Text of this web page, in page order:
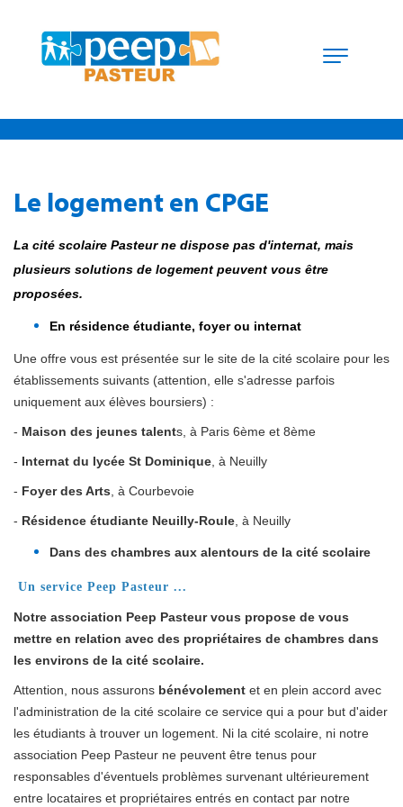
Le logement en CPGE
La cité scolaire Pasteur ne dispose pas d'internat, mais
plusieurs solutions de logement peuvent vous être
proposées.
En résidence étudiante, foyer ou internat
Une offre vous est présentée sur le site de la cité scolaire pour les
établissements suivants (attention, elle s'adresse parfois
uniquement aux élèves boursiers) :
- Maison des jeunes talents, à Paris 6ème et 8ème
- Internat du lycée St Dominique , à Neuilly
- Foyer des Arts , à Courbevoie
- Résidence étudiante Neuilly-Roule , à Neuilly
Dans des chambres aux alentours de la cité scolaire
Un service Peep Pasteur ...
Notre association Peep Pasteur vous propose de vous
mettre en relation avec des propriétaires de chambres dans
les environs de la cité scolaire.
Attention, nous assurons bénévolement et en plein accord avec
l'administration de la cité scolaire ce service qui a pour but d'aider
les étudiants à trouver un logement. Ni la cité scolaire, ni notre
association Peep Pasteur ne peuvent être tenus pour
responsables d'éventuels problèmes survenant ultérieurement
entre locataires et propriétaires entrés en contact par notre